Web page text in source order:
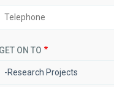
GET ON TO
-Research Projects